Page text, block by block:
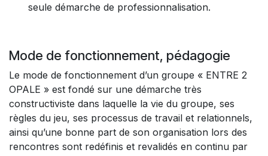
seule démarche de professionnalisation.
Mode de fonctionnement, pédagogie
Le mode de fonctionnement d’un groupe « ENTRE 2
OPALE » est fondé sur une démarche très
constructiviste dans laquelle la vie du groupe, ses
règles du jeu, ses processus de travail et relationnels,
ainsi qu’une bonne part de son organisation lors des
rencontres sont redéfinis et revalidés en continu par